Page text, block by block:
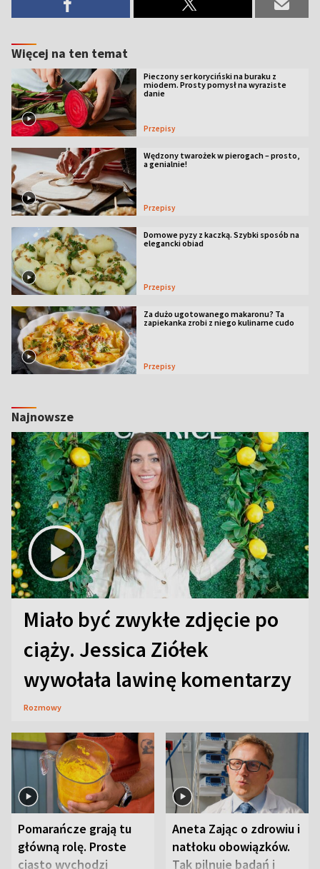
Więcej na ten temat
Pieczony ser koryciński na buraku z
miodem. Prosty pomysł na wyraziste
danie
Przepisy
Wędzony twarożek w pierogach – prosto,
a genialnie!
Przepisy
Domowe pyzy z kaczką. Szybki sposób na
elegancki obiad
Przepisy
Za dużo ugotowanego makaronu? Ta
zapiekanka zrobi z niego kulinarne cudo
Przepisy
Najnowsze
Miało być zwykłe zdjęcie po
ciąży. Jessica Ziółek
wywołała lawinę komentarzy
Rozmowy
Pomarańcze grają tu
główną rolę. Proste
ciasto wychodzi
Aneta Zając o zdrowiu i
natłoku obowiązków.
Tak pilnuje badań i